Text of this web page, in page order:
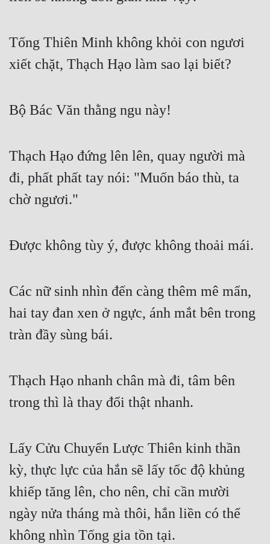
Tống Thiên Minh không khỏi con ngươi
xiết chặt, Thạch Hạo làm sao lại biết?
Bộ Bác Văn thằng ngu này!
Thạch Hạo đứng lên lên, quay người mà
đi, phất phất tay nói: "Muốn báo thù, ta
chờ ngươi."
Được không tùy ý, được không thoải mái.
Các nữ sinh nhìn đến càng thêm mê mẩn,
hai tay đan xen ở ngực, ánh mắt bên trong
tràn đầy sùng bái.
Thạch Hạo nhanh chân mà đi, tâm bên
trong thì là thay đổi thật nhanh.
Lấy Cửu Chuyển Lược Thiên kinh thần
kỳ, thực lực của hắn sẽ lấy tốc độ khủng
khiếp tăng lên, cho nên, chỉ cần mười
ngày nửa tháng mà thôi, hắn liền có thể
không nhìn Tống gia tồn tại.